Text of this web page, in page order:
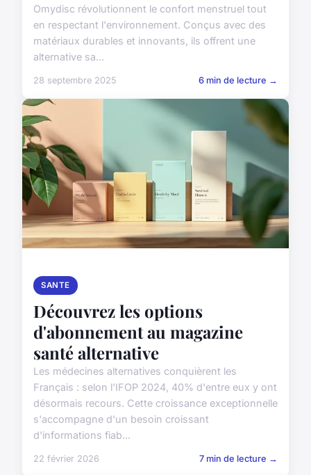
Omydisc révolutionnent le confort menstruel tout
en respectant l'environnement. Conçus avec des
matériaux durables et innovants, ils offrent une
alternative sa...
28 septembre 2025 6 min de lecture →
SANTE
Découvrez les options
d'abonnement au magazine
santé alternative
Les médecines alternatives conquièrent les
Français : selon l'IFOP 2024, 40% d'entre eux y ont
désormais recours. Cette croissance exceptionnelle
s'accompagne d'un besoin croissant
d'informations fiab...
22 février 2026 7 min de lecture →